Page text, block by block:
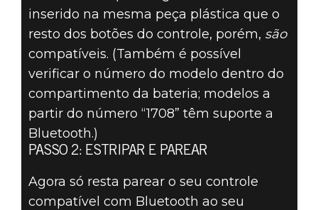
inserido na mesma peça plástica que o
resto dos botões do controle, porém, são
compatíveis. (Também é possível
verificar o número do modelo dentro do
compartimento da bateria; modelos a
partir do número “1708” têm suporte a
Bluetooth.)
PASSO 2: ESTRIPAR E PAREAR
Agora só resta parear o seu controle
compatível com Bluetooth ao seu